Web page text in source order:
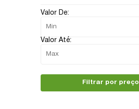
Valor De:
Valor Até:
Filtrar por preço